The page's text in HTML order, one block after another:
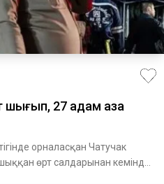
шығып, 27 адам қаза
орналасқан Чатучак
өрт салдарынан кемінде